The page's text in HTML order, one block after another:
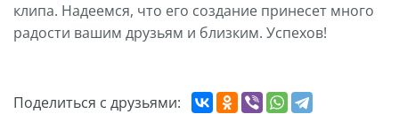
клипа. Надеемся, что его создание принесет много
радости вашим друзьям и близким. Успехов!
Поделиться с друзьями: